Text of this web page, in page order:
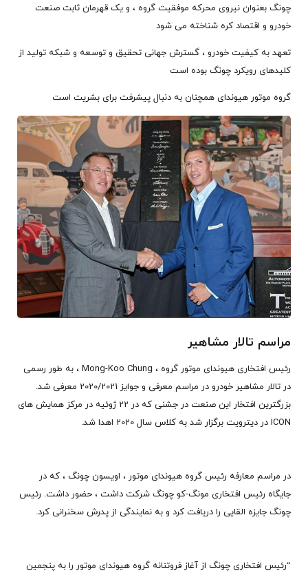
چونگ بعنوان نیروی محرکه موفقیت گروه ، و یک قهرمان ثابت صنعت
خودرو و اقتصاد کره شناخته می شود
تعهد به کیفیت خودرو ، گسترش جهانی تحقیق و توسعه و شبکه تولید از
کلیدهای رویکرد چونگ بوده است
گروه موتور هیوندای همچنان به دنبال پیشرفت برای بشریت است
مراسم تالار مشاهیر
رئیس افتخاری هیوندای موتور گروه ، Mong-Koo Chung ، به طور رسمی
در تالار مشاهیر خودرو در مراسم معرفی و جوایز 2020/2021 معرفی شد.
بزرگترین افتخار این صنعت در جشنی که در 22 ژوئیه در مرکز همایش های
ICON در دیترویت برگزار شد به کلاس سال 2020 اهدا شد.
در مراسم معارفه رئیس گروه هیوندای موتور ، اویسون چونگ ، که در
جایگاه رئیس افتخاری مونگ-کو چونگ شرکت داشت ، حضور داشت. رئیس
چونگ جایزه القایی را دریافت کرد و به نمایندگی از پدرش سخنرانی کرد.
“رئیس افتخاری چونگ از آغاز فروتنانه گروه هیوندای موتور را به پنجمین